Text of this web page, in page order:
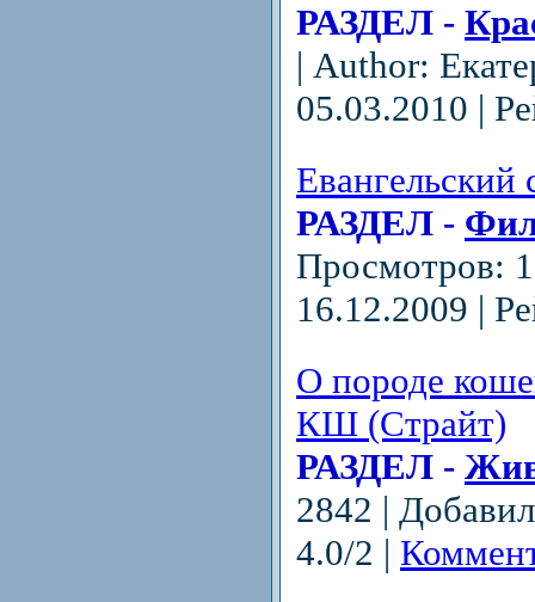
РАЗДЕЛ -
| Author:
05.03.2010 |
Евангельский
РАЗДЕЛ -
Просмотров:
16.12.2009 |
О породе
КШ (Страйт)
РАЗДЕЛ -
2842 |
4.0/2 |